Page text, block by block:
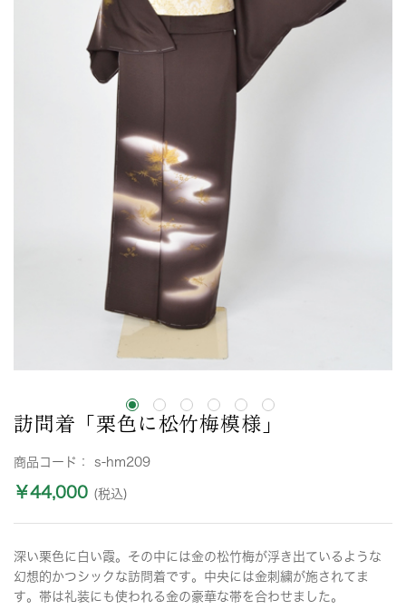
訪問着「栗色に松竹梅模様」
商品コード： s-hm209
￥44,000 (税込)
深い栗色に白い霞。その中には金の松竹梅が浮き出ているような
幻想的かつシックな訪問着です。中央には金刺繍が施されてま
す。帯は礼装にも使われる金の豪華な帯を合わせました。